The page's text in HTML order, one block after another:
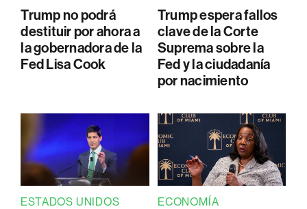
Trump no podrá
destituir por ahora a
la gobernadora de la
Fed Lisa Cook
Trump espera fallos
clave de la Corte
Suprema sobre la
Fed y la ciudadanía
por nacimiento
ESTADOS UNIDOS ECONOMÍA